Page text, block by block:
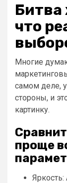
Битва
что
Многие
самом деле,
стороны, и
картинку.
проще
Яркость: